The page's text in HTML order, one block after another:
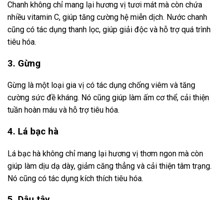
Chanh không chỉ mang lại hương vị tươi mát mà còn chứa
nhiều vitamin C, giúp tăng cường hệ miễn dịch. Nước chanh
cũng có tác dụng thanh lọc, giúp giải độc và hỗ trợ quá trình
tiêu hóa.
3. Gừng
Gừng là một loại gia vị có tác dụng chống viêm và tăng
cường sức đề kháng. Nó cũng giúp làm ấm cơ thể, cải thiện
tuần hoàn máu và hỗ trợ tiêu hóa.
4. Lá bạc hà
Lá bạc hà không chỉ mang lại hương vị thơm ngon mà còn
giúp làm dịu dạ dày, giảm căng thẳng và cải thiện tâm trạng.
Nó cũng có tác dụng kích thích tiêu hóa.